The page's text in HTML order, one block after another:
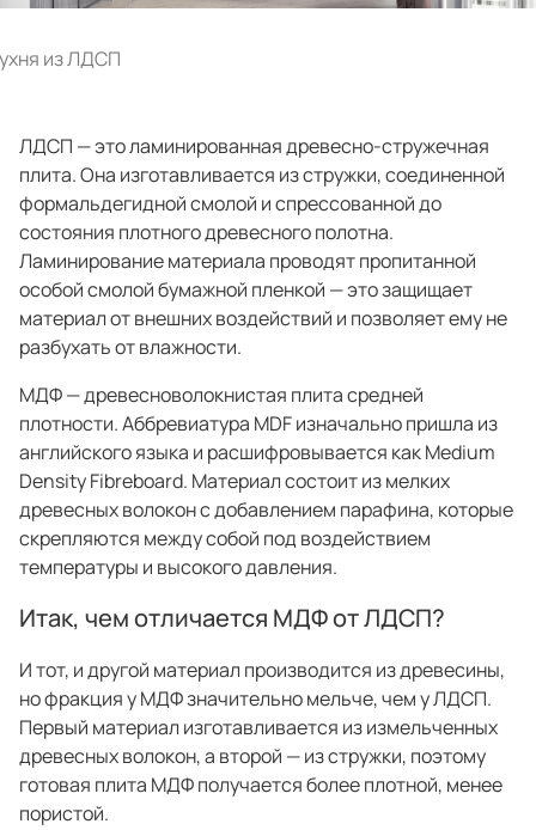
Блог
Правило мокрых рук: как
спроектировать мебель в
ванной, чтобы не открывать
ящики сто раз
5 4314
Витрина как в бутике:
стекла для
которые покажут всё в
лучшем виде
Услуги
Дизайн-проект
Замер помещения
Кредит и рассрочка
Сборка и установка
Гарантии
Доставка
Подключение техники
Покупателям
Акции
Вопросы и ответы
Документация
Кухни на заказ
Цены
Блог
из ЛДСП
ЛДСП — это ламинированная древесно-стружечная
плита. Она изготавливается из стружки, соединенной
формальдегидной смолой и спрессованной до
состояния плотного древесного полотна.
Ламинирование материала проводят пропитанной
особой смолой бумажной пленкой — это защищает
материал от внешних воздействий и позволяет ему не
разбухать от влажности.
МДФ — древесноволокнистая плита средней
плотности. Аббревиатура MDF изначально пришла из
английского языка и расшифровывается как Medium
Density Fibreboard. Материал состоит из мелких
древесных волокон с добавлением парафина, которые
скрепляются между собой под воздействием
температуры и высокого давления.
Итак, чем отличается МДФ от ЛДСП?
И тот, и другой материал производится из древесины,
но фракция у МДФ значительно мельче, чем у ЛДСП.
Первый материал изготавливается из измельченных
древесных волокон, а второй — из стружки, поэтому
готовая плита МДФ получается более плотной, менее
пористой.